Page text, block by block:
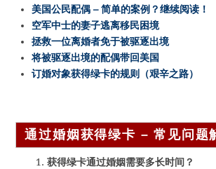
美国公民配偶 – 简单的案例？继续阅读！
空军中士的妻子逃离移民困境
拯救一位离婚者免于被驱逐出境
将被驱逐出境的配偶带回美国
订婚对象获得绿卡的规则（艰辛之路）
通过婚姻获得绿卡 – 常见问题
获得绿卡通过婚姻需要多长时间？